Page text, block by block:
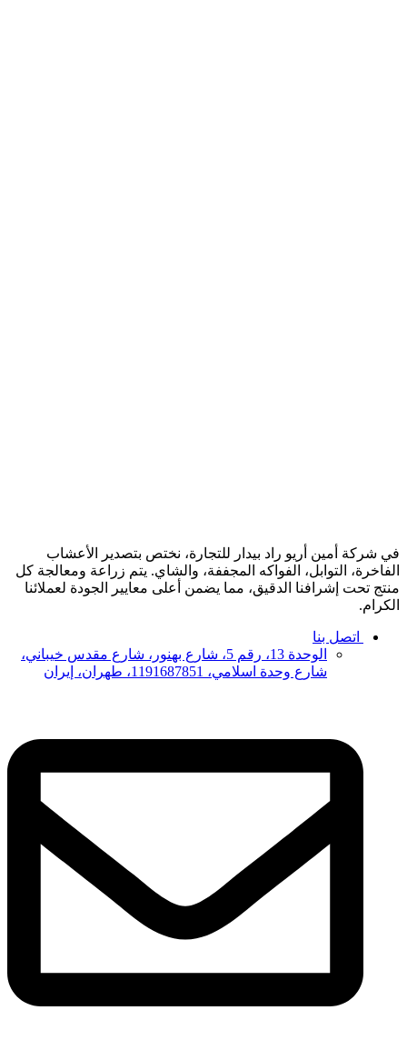
في شركة أمين أريو راد بيدار للتجارة، نختص بتصدير الأعشاب
الفاخرة، التوابل، الفواكه المجففة، والشاي. يتم زراعة ومعالجة كل
منتج تحت إشرافنا الدقيق، مما يضمن أعلى معايير الجودة لعملائنا
الكرام.
اتصل بنا
الوحدة 13، رقم 5، شارع بهنور، شارع مقدس خيباني،
شارع وحدة اسلامي، 1191687851، طهران، إيران